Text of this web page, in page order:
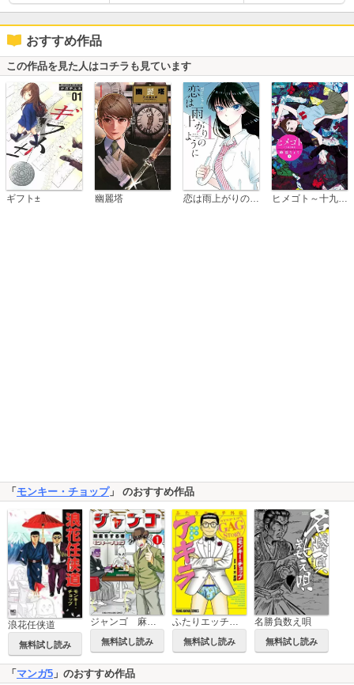
おすすめ作品
この作品を見た人はコチラも見ています
ギフト± 幽麗塔 ヒメゴト～十九歳の制服～
「 モンキー・チョップ」 のおすすめ作品
浪花任侠道
無料試し読み
ジャンゴ 麻雀をする者
無料試し読み
ふたりエッチ外伝 性の伝道師 アキラ
無料試し読み
名勝負数え唄
無料試し読み
「 マンガ5 」のおすすめ作品